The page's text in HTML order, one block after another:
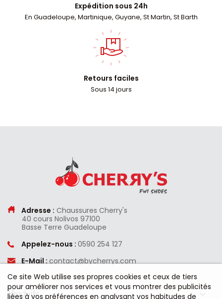
Expédition sous 24h
En Guadeloupe, Martinique, Guyane, St Martin, St Barth
Retours faciles
Sous 14 jours
Adresse : Chaussures Cherry's
40 cours Nolivos 97100
Basse Terre Guadeloupe
Appelez-nous : 0590 254 127
E-Mail : contact@bycherrys.com
Produits
Ce site Web utilise ses propres cookies et ceux de tiers
pour améliorer nos services et vous montrer des publicités
liées à vos préférences en analysant vos habitudes de